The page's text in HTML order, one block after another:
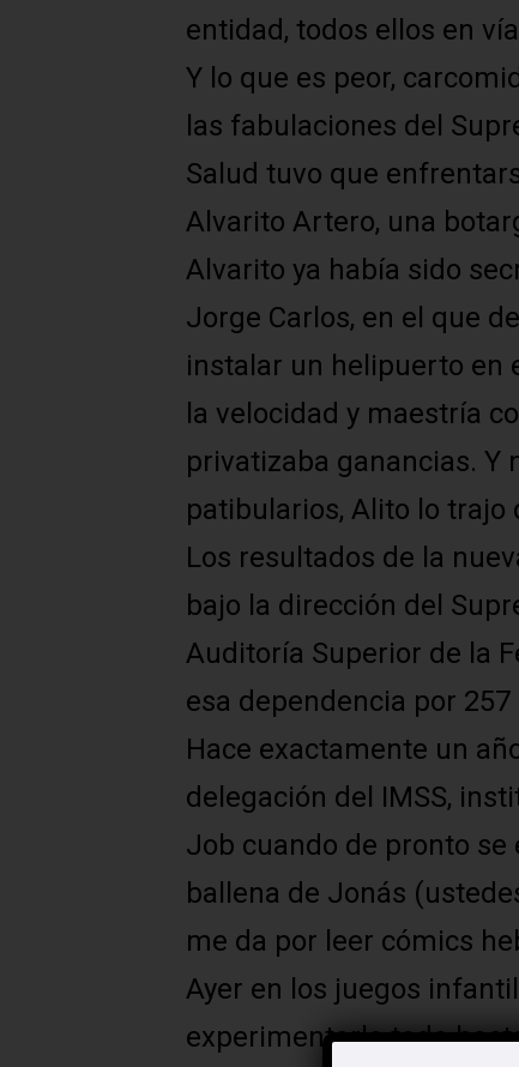
entidad, todos ellos en
Y lo que es peor,
las fabulaciones del
Salud tuvo que
Alvarito Artero, una
Alvarito ya había sido
Jorge Carlos, en el que
instalar un helipuerto en
la velocidad y maestría
privatizaba ganancias. Y
patibularios, Alito lo trajo
Los resultados de la
bajo la dirección del
Auditoría Superior de la
esa dependencia por
Hace exactamente un
delegación del IMSS,
Job cuando de pronto
ballena de Jonás
me da por leer cómics
Ayer en los juegos
experimentarlo todo